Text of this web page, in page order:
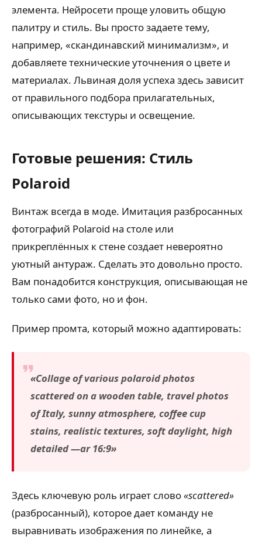
элемента. Нейросети проще уловить общую
палитру и стиль. Вы просто задаете тему,
например, «скандинавский минимализм», и
добавляете технические уточнения о цвете и
материалах. Львиная доля успеха здесь зависит
от правильного подбора прилагательных,
описывающих текстуры и освещение.
Готовые решения: Стиль
Polaroid
Винтаж всегда в моде. Имитация разбросанных
фотографий Polaroid на столе или
прикреплённых к стене создает невероятно
уютный антураж. Сделать это довольно просто.
Вам понадобится конструкция, описывающая не
только сами фото, но и фон.
Пример промта, который можно адаптировать:
«Collage of various polaroid photos
scattered on a wooden table, travel photos
of Italy, sunny atmosphere, coffee cup
stains, realistic textures, soft daylight, high
detailed —ar 16:9»
Здесь ключевую роль играет слово«scattered»
(разбросанный), которое дает команду не
выравнивать изображения по линейке, а